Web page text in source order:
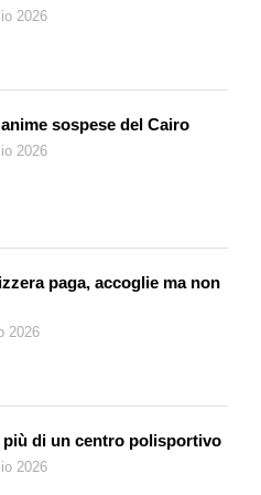
di cuore:
rispose lui, pensavo proprio
con due dipinti:Olympia,
nuda e sfrontata che ti
déjeuner sur l’herbe
fra uomini vestiti in mezzo
parigino, fino al midollo, e i suoi
di quegli anni in fermento.
gli «eroi moderni».
argomenti. Inizia con i suoi
libro in mano e sullo sfondo
lui definisce la «figlia del nostro
con le spalle strette in
Morisot, pittrice, cognata e
l’influenza degli artisti spagnoli
2026
sospese del Cairo
2026
paga, accoglie ma non
2026
più di un centro polisportivo
2026